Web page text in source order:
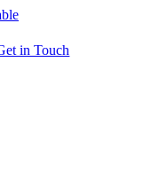
in Touch